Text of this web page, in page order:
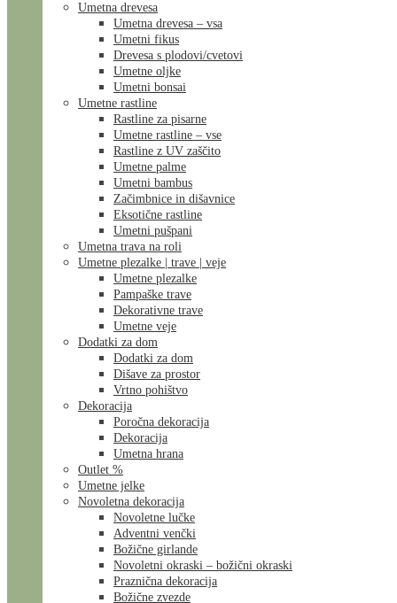
Umetna drevesa
Umetna drevesa – vsa
Umetni fikus
Drevesa s plodovi/cvetovi
Umetne oljke
Umetni bonsai
Umetne rastline
Rastline za pisarne
Umetne rastline – vse
Rastline z UV zaščito
Umetne palme
Umetni bambus
Začimbnice in dišavnice
Eksotične rastline
Umetni pušpani
Umetna trava na roli
Umetne plezalke | trave | veje
Umetne plezalke
Pampaške trave
Dekorativne trave
Umetne veje
Dodatki za dom
Dodatki za dom
Dišave za prostor
Vrtno pohištvo
Dekoracija
Poročna dekoracija
Dekoracija
Umetna hrana
Outlet %
Umetne jelke
Novoletna dekoracija
Novoletne lučke
Adventni venčki
Božične girlande
Novoletni okraski – božični okraski
Praznična dekoracija
Božične zvezde